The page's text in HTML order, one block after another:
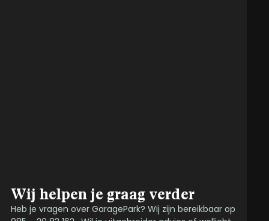
Wij helpen je graag verder
Heb je vragen over GaragePark? Wij zijn bereikbaar op